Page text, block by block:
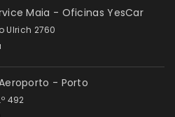
Maia - Oficinas YesCar
Ulrich 2760
- Porto
492